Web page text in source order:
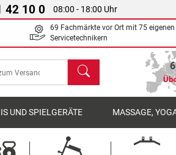
42 10 0 08:00 - 18:00 Uhr
69 Fachmärkte vor Ort mit 75 eigenen
Servicetechnikern
Suchen
UND SPIELGERÄTE MASSAGE,